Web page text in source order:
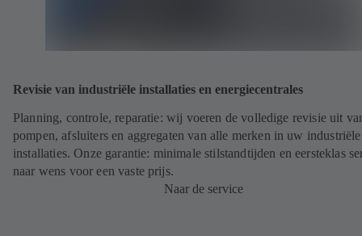
Revisie van industriële installaties en energiecentrales
Planning, controle, reparatie: wij voeren de volledige revisie uit
pompen, afsluiters en aggregaten van alle merken in uw industriële
installaties. Onze garantie: minimale stilstandtijden en eersteklas
naar wens voor een vaste prijs.
Naar de service